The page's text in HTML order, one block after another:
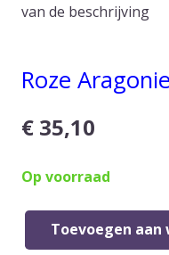
van de beschrijving
Roze
€ 35,10
Op voorraad
Aragoniet,
Toevoegen